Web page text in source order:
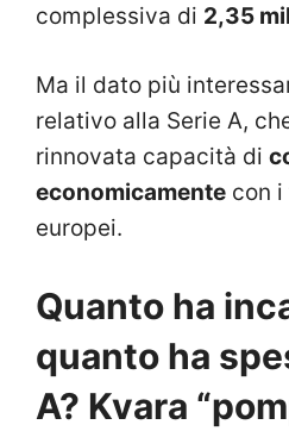
complessiva di 2,35
Ma il dato più
relativo alla Serie A,
rinnovata capacità di
economicamente con
europei.
Quanto ha
quanto ha
A? Kvara